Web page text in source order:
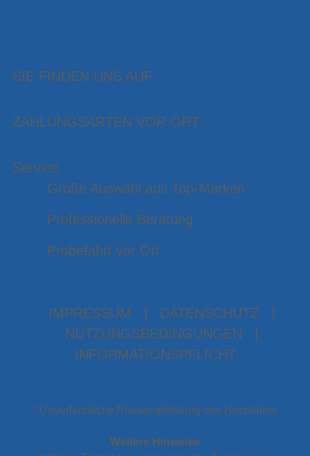
SIE FINDEN UNS AUF
ZAHLUNGSARTEN VOR ORT
Service
Große Auswahl aus Top-Marken
Professionelle Beratung
Probefahrt vor Ort
IMPRESSUM DATENSCHUTZ
NUTZUNGSBEDINGUNGEN
INFORMATIONSPFLICHT
* Unverbindliche Preisempfehlung des Herstellers
Weitere Hinweise